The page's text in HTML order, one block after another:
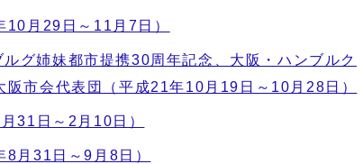
10月29日～11月7日）
グ姉妹都市提携30周年記念、大阪・ハンブルク
市会代表団（平成21年10月19日～10月28日）
31日～2月10日）
月31日～9月8日）